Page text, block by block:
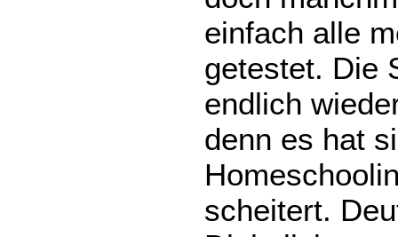
einfach alle
getestet. Die
endlich
denn es hat
scheitert.